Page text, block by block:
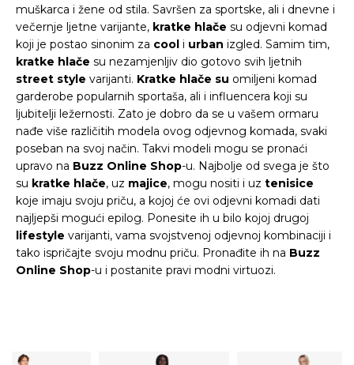
KAKO DO R1 RAČUNA
POGLEDAJ VIŠE
muškarca i žene od stila. Savršen za sportske, ali i dnevne i
večernje ljetne varijante, kratke hlače su odjevni komad
koji je postao sinonim za cool i urban izgled. Samim tim,
kratke hlače su nezamjenljiv dio gotovo svih ljetnih
street style varijanti. Kratke hlače su omiljeni komad
garderobe popularnih sportaša, ali i influencera koji su
ljubitelji ležernosti. Zato je dobro da se u vašem ormaru
nađe više različitih modela ovog odjevnog komada, svaki
poseban na svoj način. Takvi modeli mogu se pronaći
upravo na Buzz Online Shop-u. Najbolje od svega je što
su kratke hlače, uz majice, mogu nositi i uz tenisice
koje imaju svoju priču, a kojoj će ovi odjevni komadi dati
najljepši mogući epilog. Ponesite ih u bilo kojoj drugoj
lifestyle varijanti, vama svojstvenoj odjevnoj kombinaciji i
tako ispričajte svoju modnu priču. Pronađite ih na Buzz
Online Shop-u i postanite pravi modni virtuozi.